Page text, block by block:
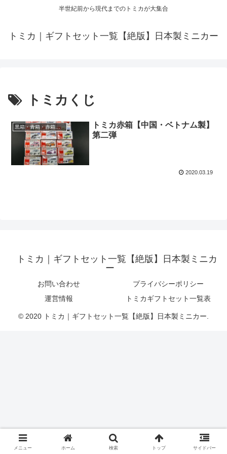
半世紀前から現代までのトミカが大集合
トミカ｜ギフトセット一覧【絶版】日本製ミニカー
トミカくじ
黒箱・青箱・赤箱・Ｐ
トミカ赤箱【中国・ベトナム製】
第二弾
2020.03.19
トミカ｜ギフトセット一覧【絶版】日本製ミニカ
ー
お問い合わせ
プライバシーポリシー
運営情報
トミカギフトセット一覧表
© 2020 トミカ｜ギフトセット一覧【絶版】日本製ミニカー.
メニュー ホーム 検索 トップ サイドバー